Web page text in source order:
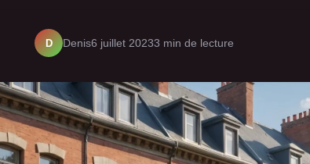
D Denis6 juillet 20233 min de lecture